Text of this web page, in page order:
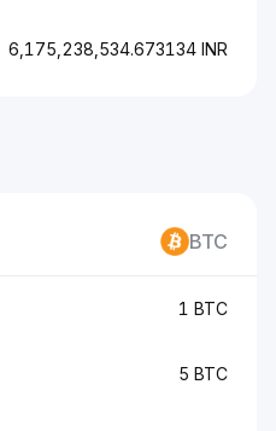
6,175,238,534.673134 INR
BTC
1 BTC
5 BTC